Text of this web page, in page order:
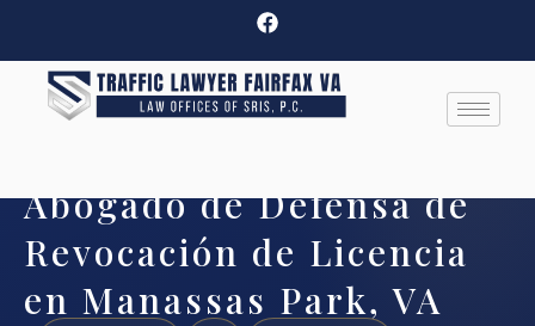
Abogado de Defensa de
Revocación de Licencia
en Manassas Park, VA